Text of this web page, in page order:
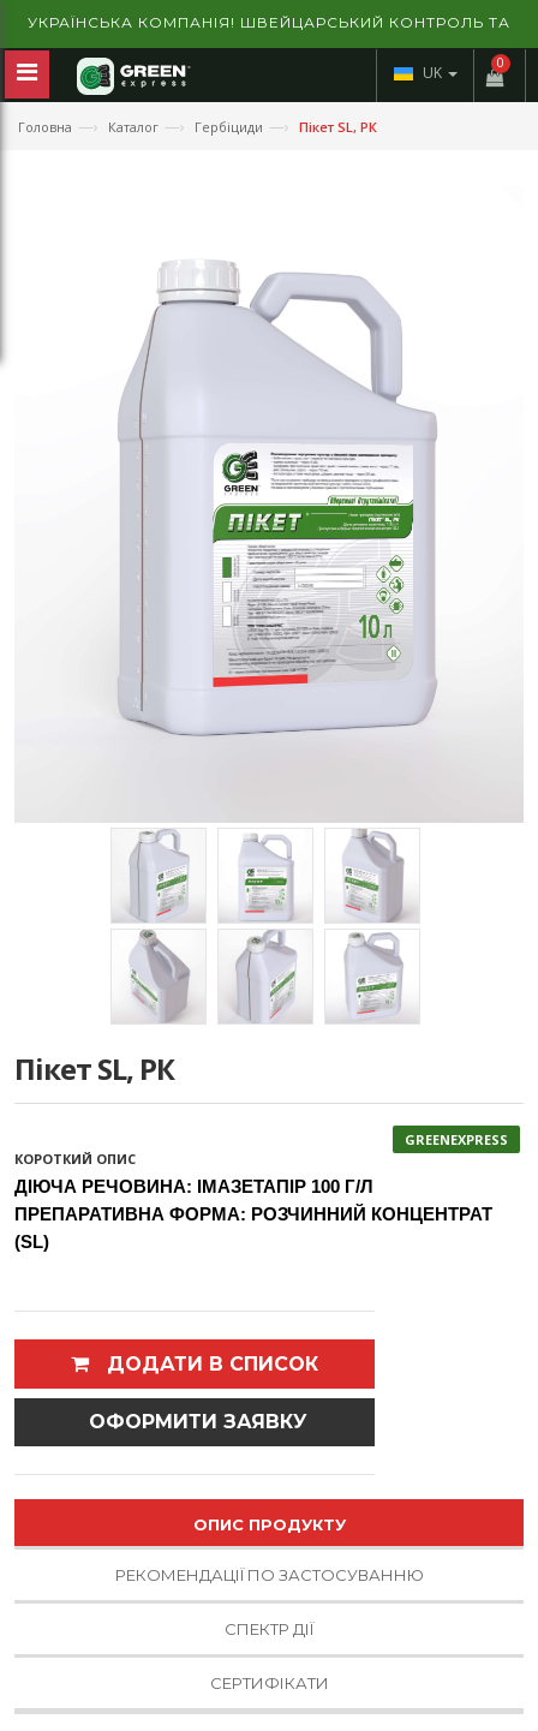
УКРАЇНСЬКА КОМПАНІЯ! ШВЕЙЦАРСЬКИЙ КОНТРОЛЬ ТА
ГАРАНТІЯ ЯКОСТІ!
0
UK
Головна —› Каталог —› Гербіциди —› Пікет SL, РК
Пікет SL, РК
GREENEXPRESS
КОРОТКИЙ ОПИС
ДІЮЧА РЕЧОВИНА: ІМАЗЕТАПІР 100 Г/Л
ПРЕПАРАТИВНА ФОРМА: РОЗЧИННИЙ КОНЦЕНТРАТ
(SL)
ДОДАТИ В СПИСОК
ОФОРМИТИ ЗАЯВКУ
ОПИС ПРОДУКТУ
РЕКОМЕНДАЦІЇ ПО ЗАСТОСУВАННЮ
СПЕКТР ДІЇ
СЕРТИФІКАТИ